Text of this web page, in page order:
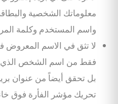
معلوماتك الشخصية
واسم المستخدم وكلمة
لا تثق في الاسم المعروض
فقط من اسم الشخص الذي
بل تحقق أيضاً من عنوان
تحريك مؤشر الفأرة فوق